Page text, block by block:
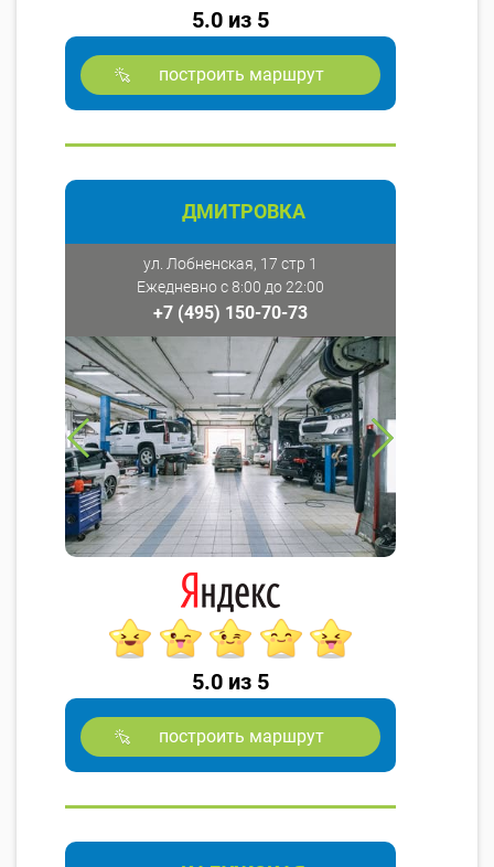
5.0 из 5
построить маршрут
ДМИТРОВКА
ул. Лобненская, 17 стр 1
Ежедневно с 8:00 до 22:00
+7 (495) 150-70-73
5.0 из 5
построить маршрут